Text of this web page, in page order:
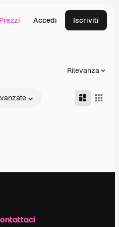
Prezzi Accedi Iscriviti
Rilevanza